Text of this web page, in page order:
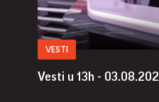
VESTI
Vesti u 13h -